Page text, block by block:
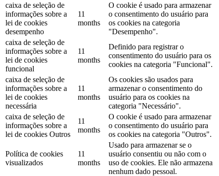
caixa de seleção de
informações sobre a
lei de cookies
desempenho
11
months
O cookie é usado para armazenar
o consentimento do usuário para
os cookies na categoria
"Desempenho".
caixa de seleção de
informações sobre a
lei de cookies
funcional
11
months
Definido para registrar o
consentimento do usuário para os
cookies na categoria "Funcional".
caixa de seleção de
informações sobre a
lei de cookies
necessária
11
months
Os cookies são usados ​​para
armazenar o consentimento do
usuário para os cookies na
categoria "Necessário".
caixa de seleção de
informações sobre a
lei de cookies Outros
11
months
O cookie é usado para armazenar
o consentimento do usuário para
os cookies na categoria "Outros".
Política de cookies
visualizados
11
months
Usado para armazenar se o
usuário consentiu ou não com o
uso de cookies. Ele não armazena
nenhum dado pessoal.